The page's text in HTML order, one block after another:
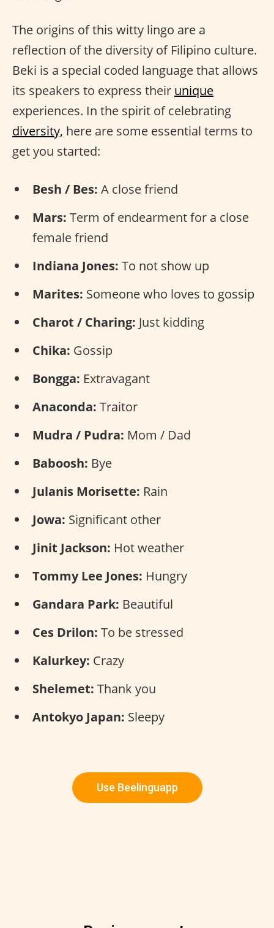
The origins of this witty lingo are a
reflection of the diversity of Filipino culture.
Beki is a special coded language that allows
its speakers to express their unique
experiences. In the spirit of celebrating
diversity, here are some essential terms to
get you started:
Besh / Bes: A close friend
Mars: Term of endearment for a close
female friend
Indiana Jones: To not show up
Marites: Someone who loves to gossip
Charot / Charing: Just kidding
Chika: Gossip
Bongga: Extravagant
Anaconda: Traitor
Mudra / Pudra: Mom / Dad
Baboosh: Bye
Julanis Morisette: Rain
Jowa: Significant other
Jinit Jackson: Hot weather
Tommy Lee Jones: Hungry
Gandara Park: Beautiful
Ces Drilon: To be stressed
Kalurkey: Crazy
Shelemet: Thank you
Antokyo Japan: Sleepy
Use Beelinguapp